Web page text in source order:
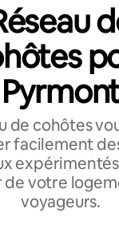
de cohôtes
facilement
de votre
voyageurs.